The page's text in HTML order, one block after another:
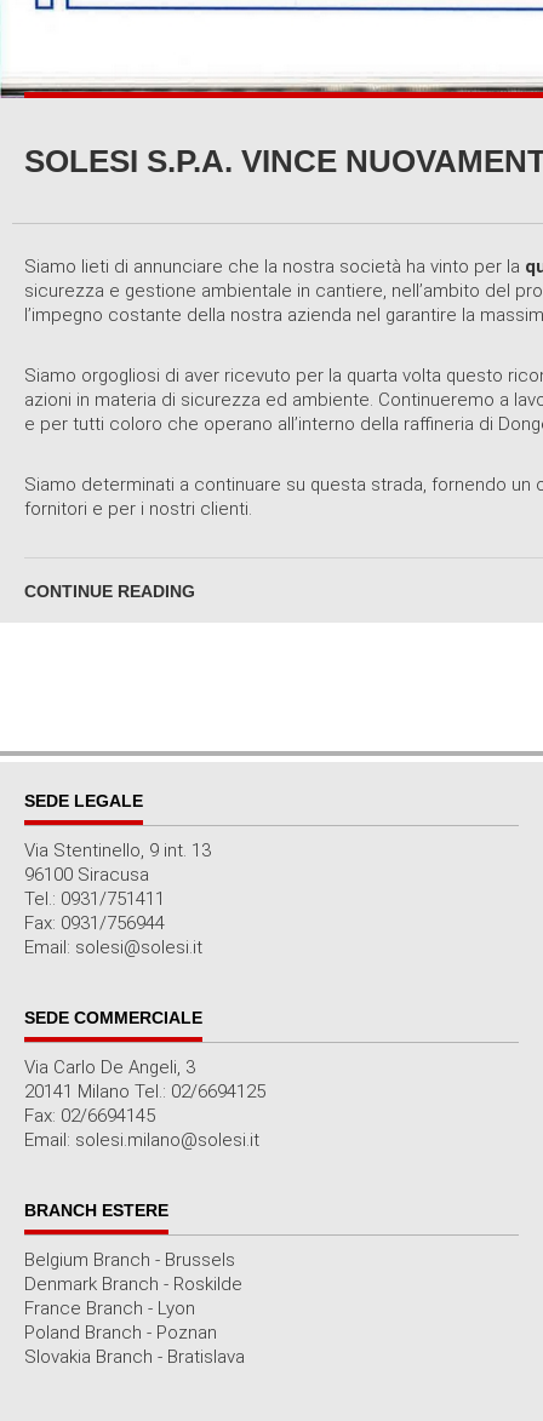
SOLESI S.P.A. VINCE
Siamo lieti di annunciare che la nostra società ha vinto per la
sicurezza e gestione ambientale in cantiere, nell’ambito del
l’impegno costante della nostra azienda nel garantire la
Siamo orgogliosi di aver ricevuto per la quarta volta questo
azioni in materia di sicurezza ed ambiente. Continueremo a
e per tutti coloro che operano all’interno della raffineria di
Siamo determinati a continuare su questa strada, fornendo
fornitori e per i nostri clienti.
CONTINUE READING
SEDE LEGALE
Via Stentinello, 9 int. 13
96100 Siracusa
Tel.: 0931/751411
Fax: 0931/756944
Email: solesi@solesi.it
SEDE COMMERCIALE
Via Carlo De Angeli, 3
20141 Milano Tel.: 02/6694125
Fax: 02/6694145
Email: solesi.milano@solesi.it
BRANCH ESTERE
Belgium Branch - Brussels
Denmark Branch - Roskilde
France Branch - Lyon
Poland Branch - Poznan
Slovakia Branch - Bratislava